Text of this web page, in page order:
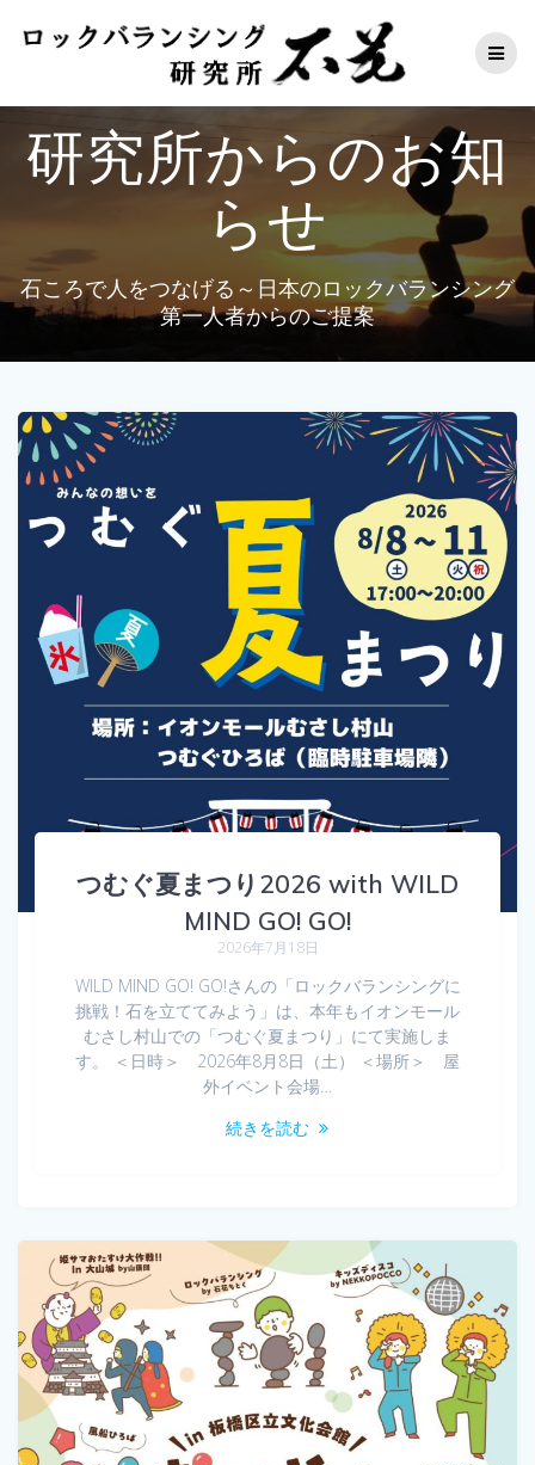
ン
ツ
ス
ッ
プ
研究所からのお知
らせ
石ころで人をつなげる～日本のロックバランシング
第一人者からのご提案
つむぐ夏まつり2026 with WILD
MIND GO! GO!
2026年7月18日
WILD MIND GO! GO!さんの「ロックバランシングに
挑戦！石を立ててみよう」は、本年もイオンモール
むさし村山での「つむぐ夏まつり」にて実施しま
す。 ＜日時＞ 2026年8月8日（土） ＜場所＞ 屋
外イベント会場…
続きを読む